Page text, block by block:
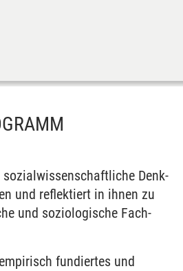
Denk-
und reflektiert in ihnen zu
und sozio­logische Fach­
fundiertes und